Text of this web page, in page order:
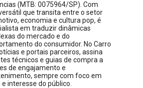
(MTB: 0075964/SP). Com
que transita entre o setor
economia e cultura pop, é
em traduzir dinâmicas
do mercado e do
do consumidor. No Carro
e portais parceiros, assina
técnicos e guias de compra a
de engajamento e
sempre com foco em
e interesse do público.